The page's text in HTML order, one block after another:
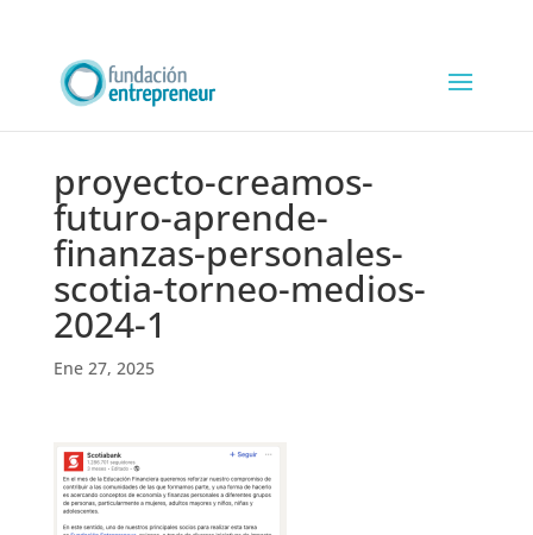
proyecto-creamos-
futuro-aprende-
finanzas-personales-
scotia-torneo-medios-
2024-1
Ene 27, 2025